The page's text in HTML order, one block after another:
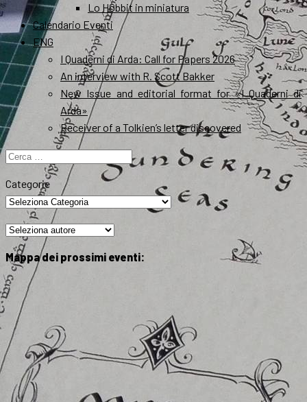
Lo Hobbit in miniatura
Calendario Eventi
ENG
I Quaderni di Arda: Call for Papers 2026
An interview with R. Scott Bakker
New Issue and editorial format for «I Quaderni di
Arda»
Receiver of a Tolkien’s letter discovered
Ricerca
Categorie
Mappa dei prossimi eventi: